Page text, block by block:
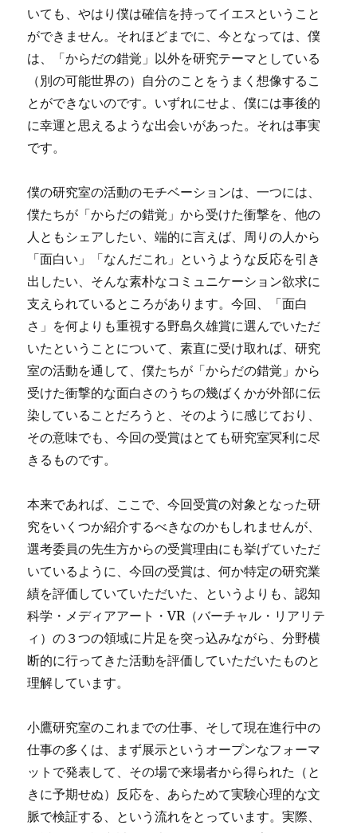
いても、やはり僕は確信を持ってイエスということ
ができません。それほどまでに、今となっては、僕
は、「からだの錯覚」以外を研究テーマとしている
（別の可能世界の）自分のことをうまく想像するこ
とができないのです。いずれにせよ、僕には事後的
に幸運と思えるような出会いがあった。それは事実
です。
僕の研究室の活動のモチベーションは、一つには、
僕たちが「からだの錯覚」から受けた衝撃を、他の
人ともシェアしたい、端的に言えば、周りの人から
「面白い」「なんだこれ」というような反応を引き
出したい、そんな素朴なコミュニケーション欲求に
支えられているところがあります。今回、「面白
さ」を何よりも重視する野島久雄賞に選んでいただ
いたということについて、素直に受け取れば、研究
室の活動を通して、僕たちが「からだの錯覚」から
受けた衝撃的な面白さのうちの幾ばくかが外部に伝
染していることだろうと、そのように感じており、
その意味でも、今回の受賞はとても研究室冥利に尽
きるものです。
本来であれば、ここで、今回受賞の対象となった研
究をいくつか紹介するべきなのかもしれませんが、
選考委員の先生方からの受賞理由にも挙げていただ
いているように、今回の受賞は、何か特定の研究業
績を評価していていただいた、というよりも、認知
科学・メディアアート・VR（バーチャル・リアリテ
ィ）の３つの領域に片足を突っ込みながら、分野横
断的に行ってきた活動を評価していただいたものと
理解しています。
小鷹研究室のこれまでの仕事、そして現在進行中の
仕事の多くは、まず展示というオープンなフォーマ
ットで発表して、その場で来場者から得られた（と
きに予期せぬ）反応を、あらためて実験心理的な文
脈で検証する、という流れをとっています。実際、